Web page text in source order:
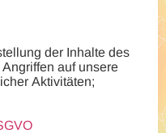
der Inhalte des
auf unsere
Aktivitäten;